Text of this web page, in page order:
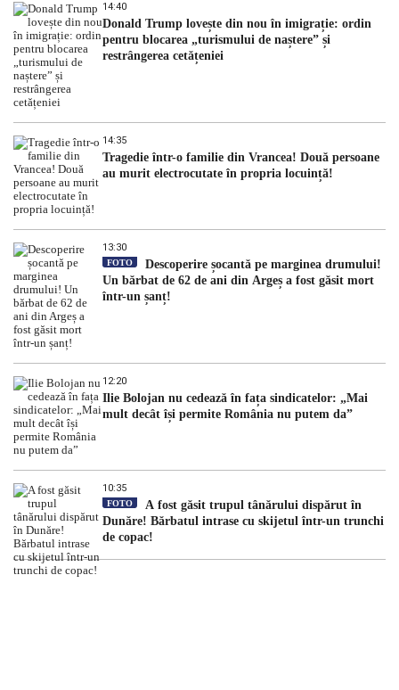
14:40
Donald Trump lovește din nou în imigrație: ordin
pentru blocarea „turismului de naștere” și
restrângerea cetățeniei
14:35
Tragedie într-o familie din Vrancea! Două persoane
au murit electrocutate în propria locuință!
13:30
FOTO
Descoperire șocantă pe marginea drumului!
Un bărbat de 62 de ani din Argeș a fost găsit mort
într-un șanț!
12:20
Ilie Bolojan nu cedează în fața sindicatelor: „Mai
mult decât își permite România nu putem da”
10:35
FOTO
A fost găsit trupul tânărului dispărut în
Dunăre! Bărbatul intrase cu skijetul într-un trunchi
de copac!